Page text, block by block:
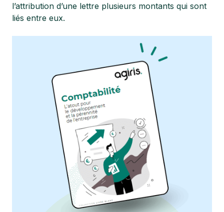
l’attribution d’une lettre plusieurs montants qui sont
liés entre eux.